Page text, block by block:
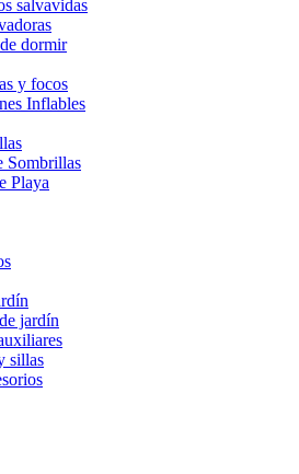
salvavidas
dormir
y focos
Inflables
Sombrillas
Playa
jardín
sillas